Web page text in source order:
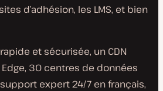
d’adhésion, les LMS, et bien
et sécurisée, un CDN
30 centres de données
expert 24/7 en français,